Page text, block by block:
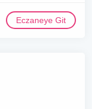
Eczaneye Git